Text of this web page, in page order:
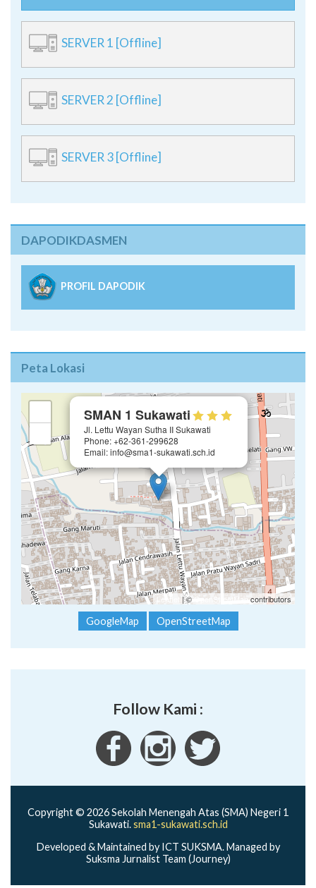
SERVER 1 [Offline]
SERVER 2 [Offline]
SERVER 3 [Offline]
DAPODIKDASMEN
PROFIL DAPODIK
Peta Lokasi
SMAN 1 Sukawati
Jl. Lettu Wayan Sutha II Sukawati
Phone: +62-361-299628
Email: info@sma1-sukawati.sch.id
Leaflet | ©OpenStreetMap contributors
GoogleMap OpenStreetMap
Follow Kami :
Copyright © 2026 Sekolah Menengah Atas (SMA) Negeri 1
Sukawati.sma1-sukawati.sch.id
Developed & Maintained by ICT SUKSMA. Managed by
Suksma Jurnalist Team (Journey)